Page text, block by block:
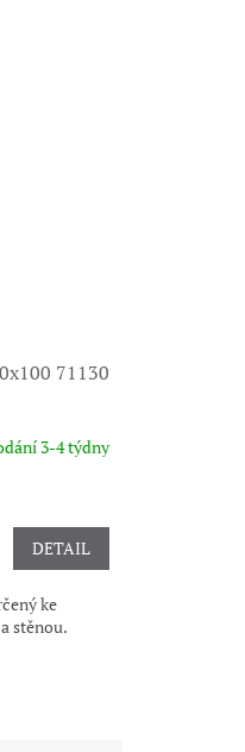
71130
3-4 týdny
DETAIL
ke
stěnou.